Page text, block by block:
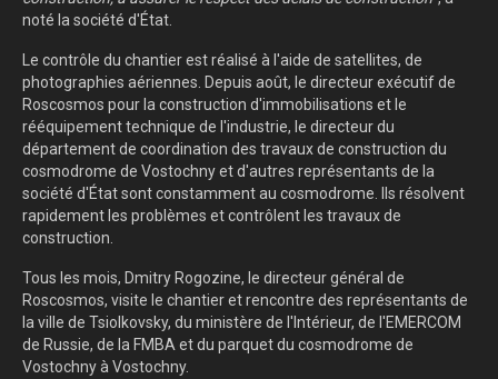
noté la société d'État.
Le contrôle du chantier est réalisé à l'aide de satellites, de
photographies aériennes. Depuis août, le directeur exécutif de
Roscosmos pour la construction d'immobilisations et le
rééquipement technique de l'industrie, le directeur du
département de coordination des travaux de construction du
cosmodrome de Vostochny et d'autres représentants de la
société d'État sont constamment au cosmodrome. Ils résolvent
rapidement les problèmes et contrôlent les travaux de
construction.
Tous les mois, Dmitry Rogozine, le directeur général de
Roscosmos, visite le chantier et rencontre des représentants de
la ville de Tsiolkovsky, du ministère de l'Intérieur, de l'EMERCOM
de Russie, de la FMBA et du parquet du cosmodrome de
Vostochny à Vostochny.